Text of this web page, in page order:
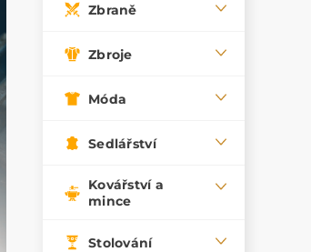
Zbraně
Zbroje
Móda
Sedlářství
Kovářství a
mince
Stolování